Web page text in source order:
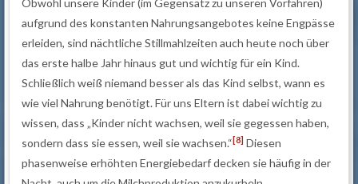
Obwohl unsere Kinder (im Gegensatz zu unseren Vorfahren)
aufgrund des konstanten Nahrungsangebotes keine Engpässe
erleiden, sind nächtliche Stillmahlzeiten auch heute noch über
das erste halbe Jahr hinaus gut und wichtig für ein Kind.
Schließlich weiß niemand besser als das Kind selbst, wann es
wie viel Nahrung benötigt. Für uns Eltern ist dabei wichtig zu
wissen, dass „Kinder nicht wachsen, weil sie gegessen haben,
sondern dass sie essen, weil sie wachsen.“[8] Diesen
phasenweise erhöhten Energiebedarf decken sie häufig in der